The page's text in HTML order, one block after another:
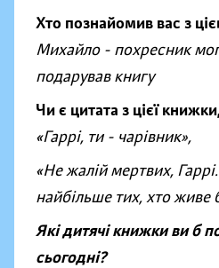
Хто познайомив вас з
Михайло - похресник
подарував книгу
Чи є цитата з цієї
«Гаррі, ти - чарівник»,
«Не жалій мертвих,
найбільше тих, хто живе
Які дитячі книжки ви б
сьогодні?